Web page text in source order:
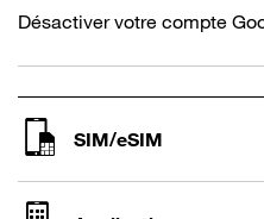
Désactiver votre compte
SIM/eSIM